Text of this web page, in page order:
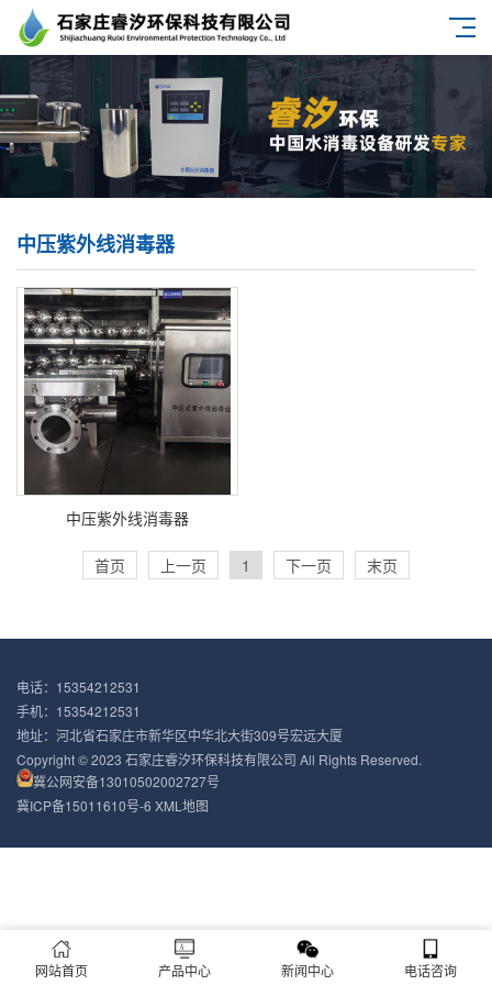
中压紫外线消毒器
中压紫外线消毒器
首页 上一页 1 下一页 末页
电话：15354212531
手机：15354212531
地址：河北省石家庄市新华区中华北大街309号宏远大厦
Copyright © 2023 石家庄睿汐环保科技有限公司 All Rights Reserved.
冀公网安备13010502002727号
冀ICP备15011610号-6 XML地图
网站首页 产品中心 新闻中心 电话咨询